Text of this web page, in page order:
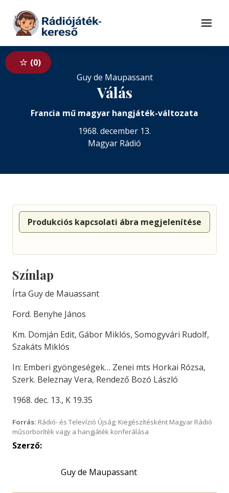
Tovább a tartalomhoz
Menü
0
Guy de Maupassant
Válás
Francia mű magyar hangjáték-változata
1968. december 13.
Magyar Rádió
Produkciós kapcsolati ábra megjelenítése
Színlap
Írta Guy de Mauassant
Ford. Benyhe János
Km. Domján Edit, Gábor Miklós, Somogyvári Rudolf,
Szakáts Miklós
In: Emberi gyöngeségek… Zenei mts Horkai Rózsa,
Szerk. Beleznay Vera, Rendező Bozó László
1968. dec. 13., K 19.35
Forrás: Rádió- és Televízió Újság; Kiegészítésként Magyar Rádió
műsorboríték vagy a hangjáték konferálása
Szerző:
Guy de Maupassant